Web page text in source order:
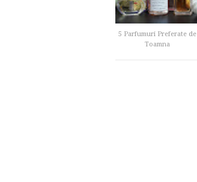
5 Parfumuri Preferate de
Toamna